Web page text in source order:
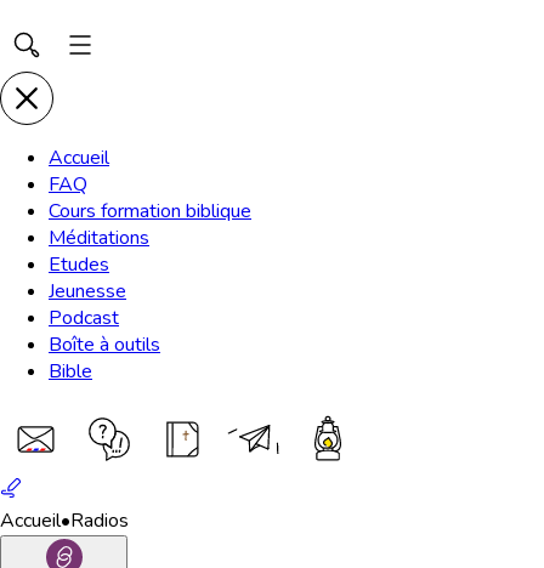
Accueil
FAQ
Cours formation biblique
Méditations
Etudes
Jeunesse
Podcast
Boîte à outils
Bible
Accueil•Radios